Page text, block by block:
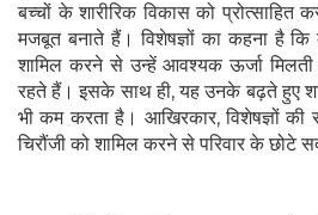
बच्चों के शारीरिक विकास को प्रोत्साहित
मजबूत बनाते हैं। विशेषज्ञों का कहना है कि
शामिल करने से उन्हें आवश्यक ऊर्जा
रहते हैं। इसके साथ ही, यह उनके बढ़ते हुए
भी कम करता है। आखिरकार, विशेषज्ञों की
चिरौंजी को शामिल करने से परिवार के छोटे